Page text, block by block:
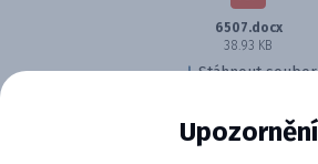
6507.docx
38.93 KB
Stáhnout soubor
Upozornění